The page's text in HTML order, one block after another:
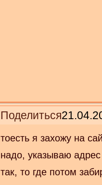
Поделиться
тоесть я захожу на
надо, указываю адрес
так, то где потом